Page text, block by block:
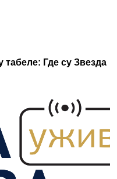
табеле: Где су Звезда